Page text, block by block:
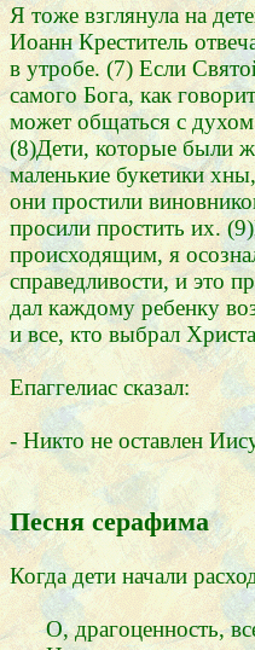
Я тоже взглянула на
Иоанн Креститель
в утробе. (7) Если
самого Бога, как
может общаться с
(8)Дети, которые были
маленькие букетики
они простили
просили простить их.
происходящим, я
справедливости, и это
дал каждому ребенку
и все, кто выбрал
Епаггелиас сказал:
- Никто не оставлен
Песня серафима
Когда дети начали
О, драгоценность,